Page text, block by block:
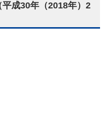
平成30年（2018年）2